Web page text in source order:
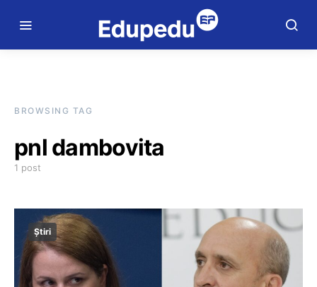
BROWSING TAG
pnl dambovita
1 post
Știri